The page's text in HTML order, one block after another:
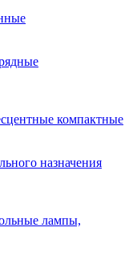
компактные
назначения
лампы,